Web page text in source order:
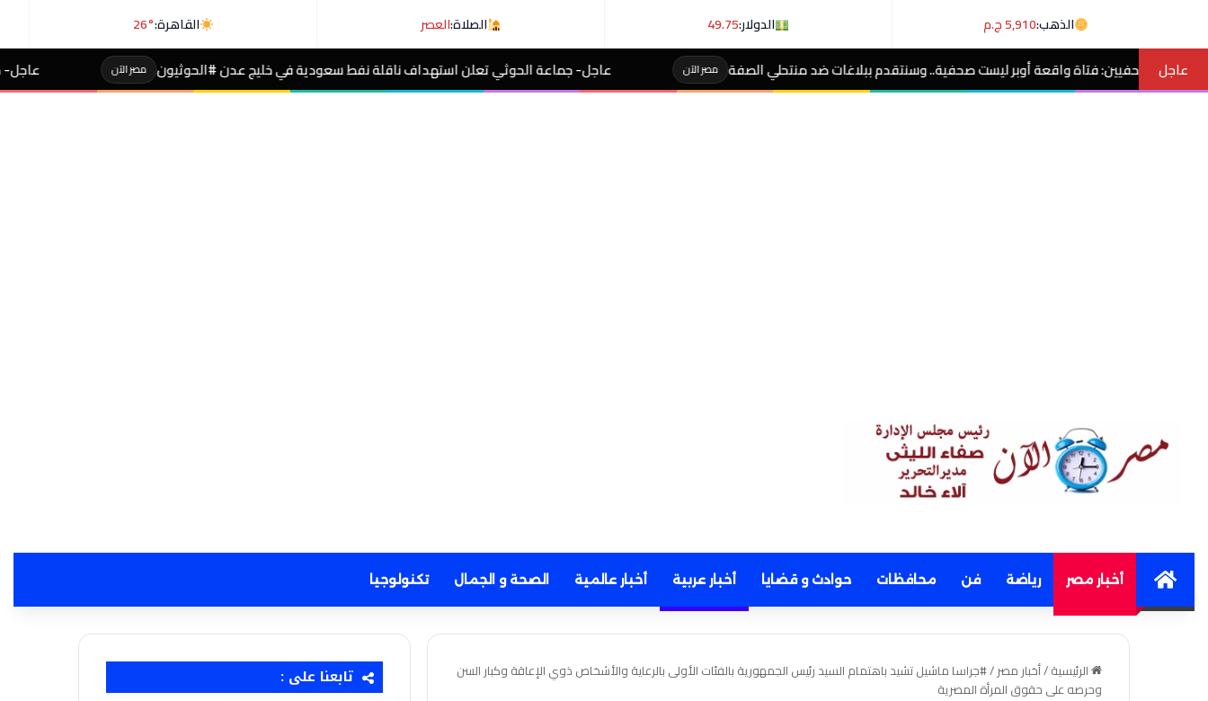
الذهب:5,910 ج.م الدولار:49.75 الصلاة:العصر القاهرة:26°
عاجل
أوبر ليست صحفية.. وسنتقدم ببلاغات ضد منتحلي الصفة مصر الآن عاجل- جماعة الحوثي تعلن استهداف ناقلة نفط سعودية في خليج عدن #الحوثيون مصر الآن عاجل- طالبة صاحبة مجموع 4% بالثانوية تفجر مفاجأة بعد التظلم
Homeأخبار مصر رياضة فن محافظات حوادث و قضايا أخبار عربية أخبار عالمية الصحة و الجمال تكنولوجيا
الرئيسية/أخبار مصر/#جراسا ماشيل تشيد باهتمام السيد رئيس الجمهورية بالفئات الأولى بالرعاية والأشخاص ذوي الإعاقة وكبار السن
وحرصه على حقوق المرأة المصرية
تابعنا على :